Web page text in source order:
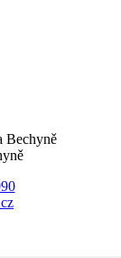
Bechyně